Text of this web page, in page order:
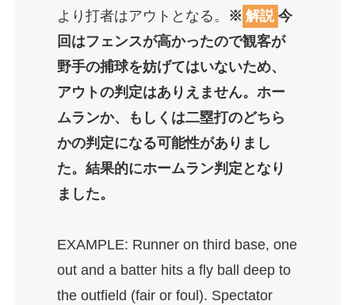
より打者はアウトとなる。
※ 解説 今
回はフェンスが高かったので観客が
野手の捕球を妨げてはいないため、
アウトの判定はありえません。ホー
ムランか、もしくは二塁打のどちら
かの判定になる可能性がありまし
た。結果的にホームラン判定となり
ました。
EXAMPLE: Runner on third base, one
out and a batter hits a fly ball deep to
the outfield (fair or foul). Spectator